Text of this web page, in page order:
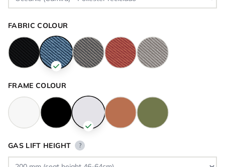
FABRIC COLOUR
FRAME COLOUR
GAS LIFT HEIGHT ?